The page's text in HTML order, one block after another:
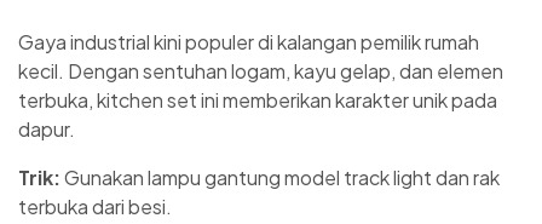
Gaya industrial kini populer di kalangan pemilik rumah
kecil. Dengan sentuhan logam, kayu gelap, dan elemen
terbuka, kitchen set ini memberikan karakter unik pada
dapur.
Trik:Gunakan lampu gantung model track light dan rak
terbuka dari besi.